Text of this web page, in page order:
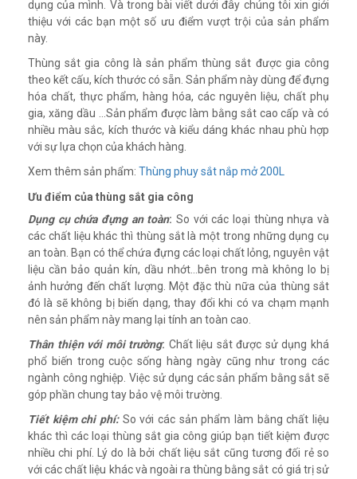
dụng của mình. Và trong bài viết dưới đây chúng tôi xin giới
thiệu với các bạn một số ưu điểm vượt trội của sản phẩm
này.
Thùng sắt gia công là sản phẩm thùng sắt được gia công
theo kết cấu, kích thước có sẵn. Sản phẩm này dùng để đựng
hóa chất, thực phẩm, hàng hóa, các nguyên liệu, chất phụ
gia, xăng dầu …Sản phẩm được làm bằng sắt cao cấp và có
nhiều màu sắc, kích thước và kiểu dáng khác nhau phù hợp
với sự lựa chọn của khách hàng.
Xem thêm sản phẩm: Thùng phuy sắt nắp mở 200L
Ưu điểm của thùng sắt gia công
Dụng cụ chứa đựng an toàn: So với các loại thùng nhựa và
các chất liệu khác thì thùng sắt là một trong những dụng cụ
an toàn. Bạn có thể chứa đựng các loại chất lỏng, nguyên vật
liệu cần bảo quản kín, dầu nhớt…bên trong mà không lo bị
ảnh hưởng đến chất lượng. Một đặc thù nữa của thùng sắt
đó là sẽ không bị biến dạng, thay đổi khi có va chạm mạnh
nên sản phẩm này mang lại tính an toàn cao.
Thân thiện với môi trường: Chất liệu sắt được sử dụng khá
phổ biến trong cuộc sống hàng ngày cũng như trong các
ngành công nghiệp. Việc sử dụng các sản phẩm bằng sắt sẽ
góp phần chung tay bảo vệ môi trường.
Tiết kiệm chi phí:So với các sản phẩm làm bằng chất liệu
khác thì các loại thùng sắt gia công giúp bạn tiết kiệm được
nhiều chi phí. Lý do là bởi chất liệu sắt cũng tương đối rẻ so
với các chất liệu khác và ngoài ra thùng bằng sắt có giá trị sử